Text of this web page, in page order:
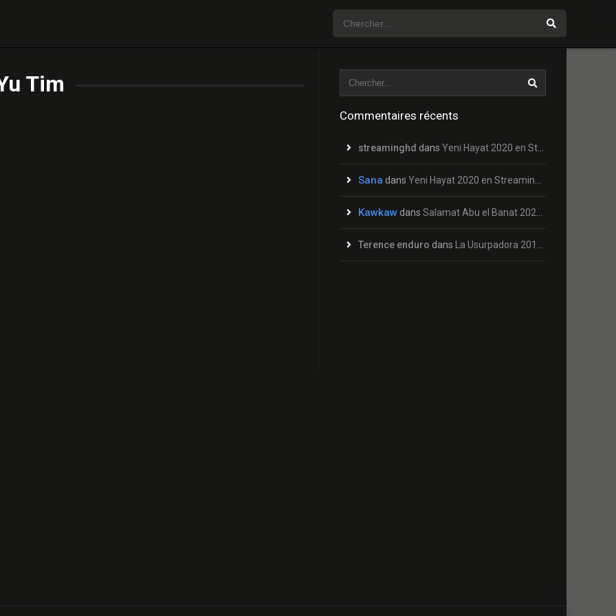
Tim
Commentaires récents
streaminghd dans Yeni Hayat 2020 en Streaming HD Gratuit !
Sana dans Yeni Hayat 2020 en Streaming HD Gratuit !
Kawkaw dans Salamat Abu el Banat 2020 en Streaming HD Gratuit !
Terence enduro dans La Usurpadora 2019 en Streaming HD Gratuit !